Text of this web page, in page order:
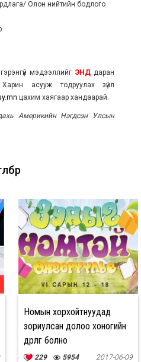
Олон нийтийн бодлого
мэдээллийг ЭНДдаран
асууж тодруулах зүйл
цахим хаягаар хандаарай.
Америкийн Нэгдсэн Улсын
Номын хорхойтнуудад
зориулсан долоо хоногийн
өдөрлөг болно
229 5954 2017-06-09